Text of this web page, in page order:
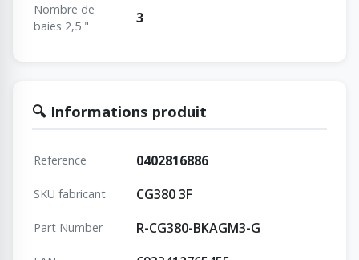
Nombre de
baies 2,5 "
3
🔍 Informations produit
Reference 0402816886
SKU fabricant CG380 3F
Part Number R-CG380-BKAGM3-G